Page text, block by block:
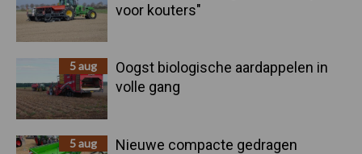
voor kouters"
5 aug
Oogst biologische aardappelen in
volle gang
5 aug
Nieuwe compacte gedragen